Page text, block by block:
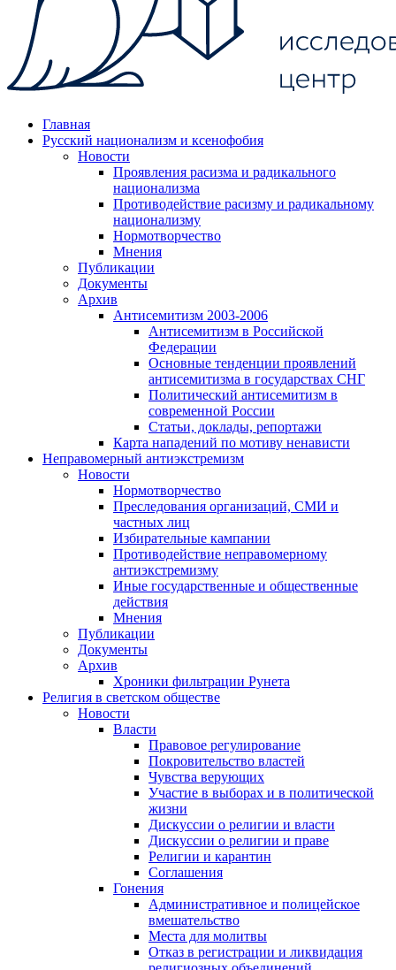
Главная
Русский национализм и ксенофобия
Новости
Проявления расизма и радикального
национализма
Противодействие расизму и радикальному
национализму
Нормотворчество
Мнения
Публикации
Документы
Архив
Антисемитизм 2003-2006
Антисемитизм в Российской
Федерации
Основные тенденции проявлений
антисемитизма в государствах СНГ
Политический антисемитизм в
современной России
Статьи, доклады, репортажи
Карта нападений по мотиву ненависти
Неправомерный антиэкстремизм
Новости
Нормотворчество
Преследования организаций, СМИ и
частных лиц
Избирательные кампании
Противодействие неправомерному
антиэкстремизму
Иные государственные и общественные
действия
Мнения
Публикации
Документы
Архив
Хроники фильтрации Рунета
Религия в светском обществе
Новости
Власти
Правовое регулирование
Покровительство властей
Чувства верующих
Участие в выборах и в политической
жизни
Дискуссии о религии и власти
Дискуссии о религии и праве
Религии и карантин
Соглашения
Гонения
Административное и полицейское
вмешательство
Места для молитвы
Отказ в регистрации и ликвидация